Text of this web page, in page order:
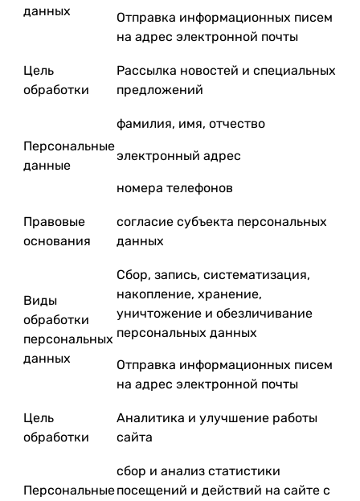
данных
Отправка информационных писем
на адрес электронной почты
Цель
обработки
Рассылка новостей и специальных
предложений
Персональные
данные
фамилия, имя, отчество
электронный адрес
номера телефонов
Правовые
основания
согласие субъекта персональных
данных
Виды
обработки
персональных
данных
Сбор, запись, систематизация,
накопление, хранение,
уничтожение и обезличивание
персональных данных
Отправка информационных писем
на адрес электронной почты
Цель
обработки
Аналитика и улучшение работы
сайта
Персональные
сбор и анализ статистики
посещений и действий на сайте с